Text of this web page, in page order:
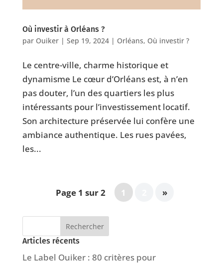
Où investir à Orléans ?
par Ouiker| Sep 19, 2024| Orléans, Où investir ?
Le centre-ville, charme historique et
dynamisme Le cœur d’Orléans est, à n’en
pas douter, l’un des quartiers les plus
intéressants pour l’investissement locatif.
Son architecture préservée lui confère une
ambiance authentique. Les rues pavées,
les...
Page 1 sur 2 1 »
Articles récents
Le Label Ouiker : 80 critères pour